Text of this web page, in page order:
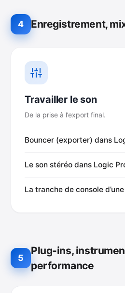
4 Enregistrement,
Travailler le son
De la prise à l’export final.
Bouncer (exporter) dans
Le son stéréo dans Logic
La tranche de console
5
Plug-ins,
performance